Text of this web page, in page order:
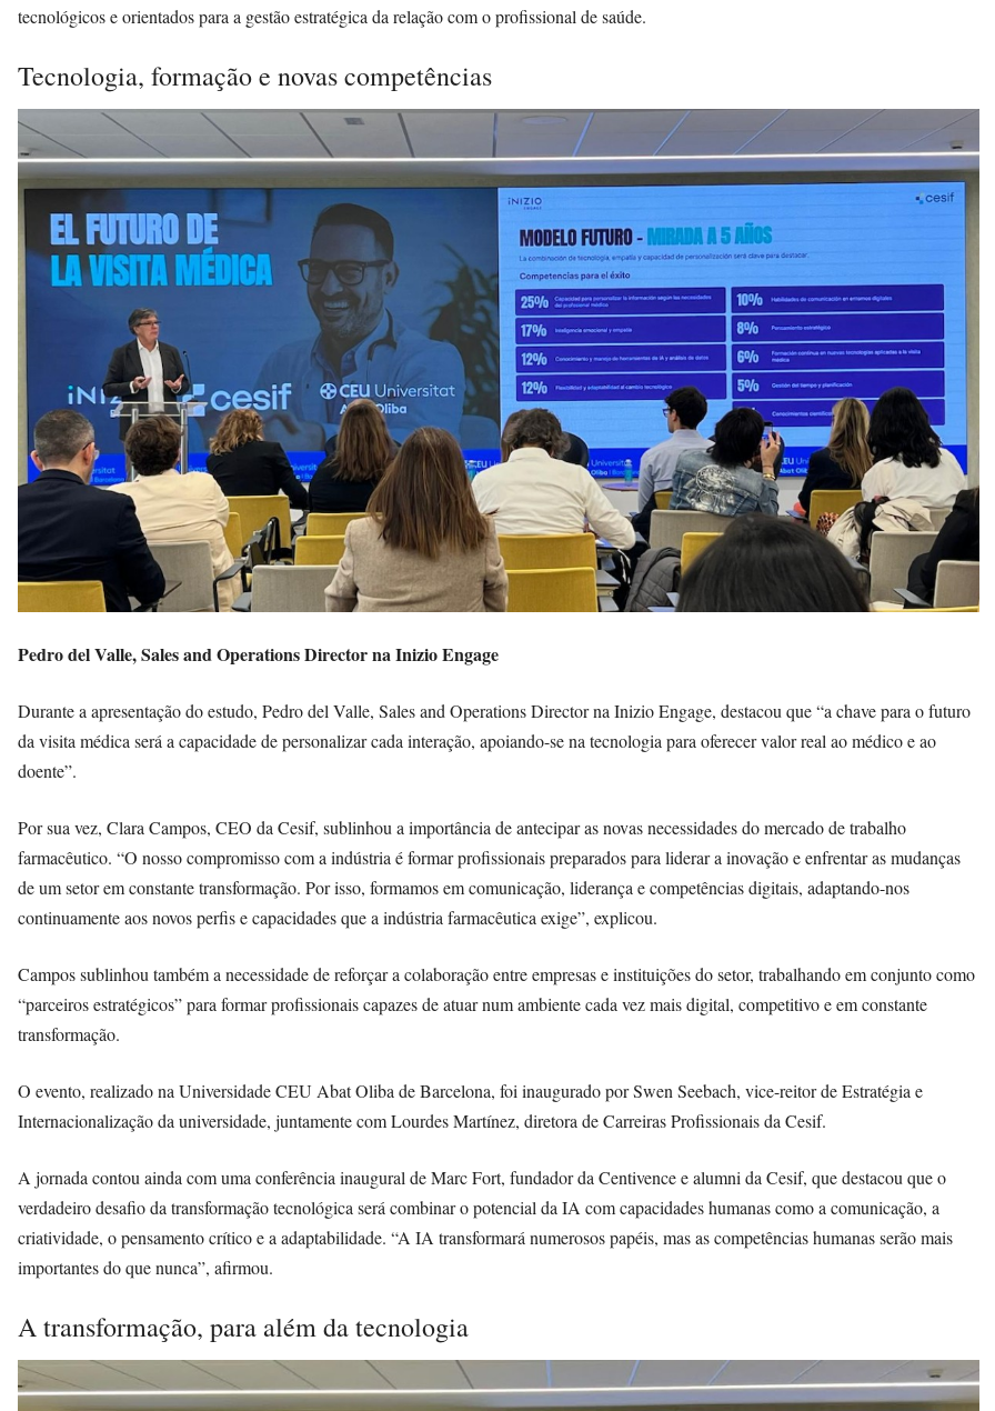
tecnológicos e orientados para a gestão estratégica da relação com o profissional de saúde.
Tecnologia, formação e novas competências
Pedro del Valle, Sales and Operations Director na Inizio Engage
Durante a apresentação do estudo, Pedro del Valle, Sales and Operations Director na Inizio Engage, destacou que “a chave para o futuro
da visita médica será a capacidade de personalizar cada interação, apoiando-se na tecnologia para oferecer valor real ao médico e ao
doente”.
Por sua vez, Clara Campos, CEO da Cesif, sublinhou a importância de antecipar as novas necessidades do mercado de trabalho
farmacêutico. “O nosso compromisso com a indústria é formar profissionais preparados para liderar a inovação e enfrentar as mudanças
de um setor em constante transformação. Por isso, formamos em comunicação, liderança e competências digitais, adaptando-nos
continuamente aos novos perfis e capacidades que a indústria farmacêutica exige”, explicou.
Campos sublinhou também a necessidade de reforçar a colaboração entre empresas e instituições do setor, trabalhando em conjunto como
“parceiros estratégicos” para formar profissionais capazes de atuar num ambiente cada vez mais digital, competitivo e em constante
transformação.
O evento, realizado na Universidade CEU Abat Oliba de Barcelona, foi inaugurado por Swen Seebach, vice-reitor de Estratégia e
Internacionalização da universidade, juntamente com Lourdes Martínez, diretora de Carreiras Profissionais da Cesif.
A jornada contou ainda com uma conferência inaugural de Marc Fort, fundador da Centivence e alumni da Cesif, que destacou que o
verdadeiro desafio da transformação tecnológica será combinar o potencial da IA com capacidades humanas como a comunicação, a
criatividade, o pensamento crítico e a adaptabilidade. “A IA transformará numerosos papéis, mas as competências humanas serão mais
importantes do que nunca”, afirmou.
A transformação, para além da tecnologia